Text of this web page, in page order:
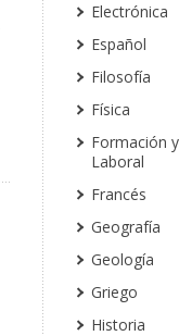
Electrónica
Español
Filosofía
Física
Formación
Laboral
Francés
Geografía
Geología
Griego
Historia